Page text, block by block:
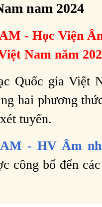
nam 2024
- Học Viện
Nam năm
Quốc gia Việt
hai phương
tuyển.
- HV Âm
công bố đến